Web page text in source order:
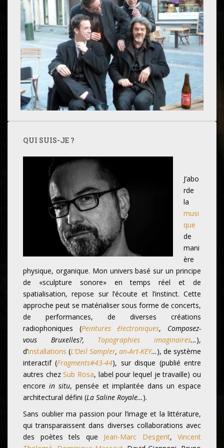
QUI SUIS-JE ?
J’abo
rde
la
musi
que
de
mani
ère
physique, organique. Mon univers basé sur un principe
de «sculpture sonore» en temps réel et de
spatialisation, repose sur l’écoute et l’instinct. Cette
approche peut se matérialiser sous forme de concerts,
de performances, de diverses créations
radiophoniques (Peintures électroniques, Composez-
vous Bruxelles?, Topographies imaginaires…),
d’installations (L’Oeil Sampler, an-Art-KEY…), de système
interactif (Fragments#43-44), sur disque (publié entre
autres chezSub Rosa, label pour lequel je travaille) ou
encore in situ, pensée et implantée dans un espace
architectural défini (La Saline Royale…).
Sans oublier ma passion pour l’image et la littérature,
qui transparaissent dans diverses collaborations avec
des poètes tels que Jean-Marc Desgent, Vincent